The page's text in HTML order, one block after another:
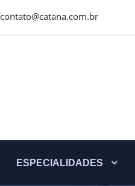
contato@catana.com.br
ESPECIALIDADES